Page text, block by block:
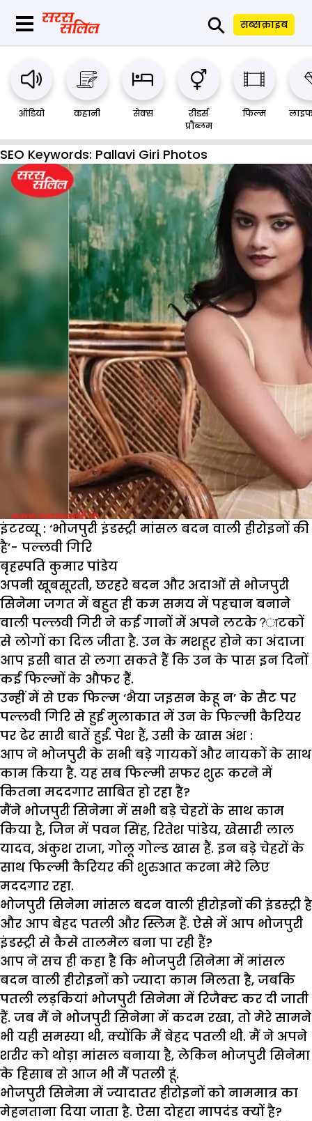
⚲ सब्सक्राइब
ऑडियो कहानी सेक्स
रीडर्स
प्रौब्लम
फिल्म
SEO Keywords: Pallavi Giri Photos
इंटरव्यू : ‘भोजपुरी इंडस्ट्री मांसल बदन वाली हीरोइनों की
है’- पल्लवी गिरि
बृहस्पति कुमार पांडेय
अपनी खूबसूरती, छरहरे बदन और अदाओं से भोजपुरी
सिनेमा जगत में बहुत ही कम समय में पहचान बनाने
वाली पल्लवी गिरी ने कई गानों में अपने लटके?ाटकों
से लोगों का दिल जीता है. उन के मशहूर होने का अंदाजा
आप इसी बात से लगा सकते हैं कि उन के पास इन दिनों
कई फिल्मों के औफर हैं.
उन्हीं में से एक फिल्म ‘भैया जइसन केहू न’ के सैट पर
पल्लवी गिरि से हुई मुलाकात में उन के फिल्मी कैरियर
पर ढेर सारी बातें हुईं. पेश हैं, उसी के खास अंश :
आप ने भोजपुरी के सभी बड़े गायकों और नायकों के साथ
काम किया है. यह सब फिल्मी सफर शुरू करने में
कितना मददगार साबित हो रहा है?
मैंने भोजपुरी सिनेमा में सभी बड़े चेहरों के साथ काम
किया है, जिन में पवन सिंह, रितेश पांडेय, खेसारी लाल
यादव, अंकुश राजा, गोलू गोल्ड खास हैं. इन बड़े चेहरों के
साथ फिल्मी कैरियर की शुरुआत करना मेरे लिए
मददगार रहा.
भोजपुरी सिनेमा मांसल बदन वाली हीरोइनों की इंडस्ट्री है
और आप बेहद पतली और स्लिम हैं. ऐसे में आप भोजपुरी
इंडस्ट्री से कैसे तालमेल बना पा रही हैं?
आप ने सच ही कहा है कि भोजपुरी सिनेमा में मांसल
बदन वाली हीरोइनों को ज्यादा काम मिलता है, जबकि
पतली लड़कियां भोजपुरी सिनेमा में रिजैक्ट कर दी जाती
हैं. जब मैं ने भोजपुरी सिनेमा में कदम रखा, तो मेरे सामने
भी यही समस्या थी, क्योंकि मैं बेहद पतली थी. मैं ने अपने
शरीर को थोड़ा मांसल बनाया है, लेकिन भोजपुरी सिनेमा
के हिसाब से आज भी मैं पतली हूं.
भोजपुरी सिनेमा में ज्यादातर हीरोइनों को नाममात्र का
मेहनताना दिया जाता है. ऐसा दोहरा मापदंड क्यों है?